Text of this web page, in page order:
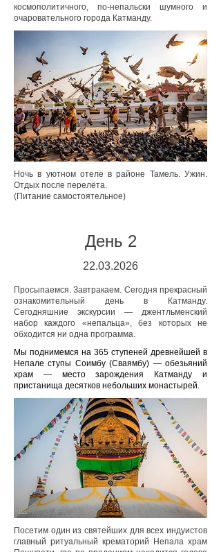
космополитичного, по-непальски шумного и
очаровательного города Катманду.
Ночь в уютном отеле в районе Тамель. Ужин.
Отдых после перелёта.
(Питание самостоятельное)
День 2
22.03.2026
Просыпаемся. Завтракаем. Сегодня прекрасный
ознакомительный день в Катманду.
Сегодняшние экскурсии — джентльменский
набор каждого «непальца», без которых не
обходится ни одна программа.
Мы поднимемся на 365 ступеней древнейшей в
Непале ступы Соимбу (Сваямбу) — обезьяний
храм — место зарождения Катманду и
пристанища десятков небольших монастырей.
Посетим один из святейших для всех индуистов
главный ритуальный крематорий Непала храм